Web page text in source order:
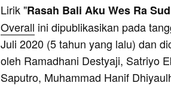
Lirik "Rasah Bali Aku Wes Ra
Overall ini dipublikasikan pada
Juli 2020 (5 tahun yang lalu) dan
oleh Ramadhani Destyaji, Satriyo
Saputro, Muhammad Hanif